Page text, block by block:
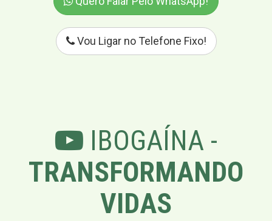
Vou Ligar no Telefone Fixo!
IBOGAÍNA -
TRANSFORMANDO
VIDAS